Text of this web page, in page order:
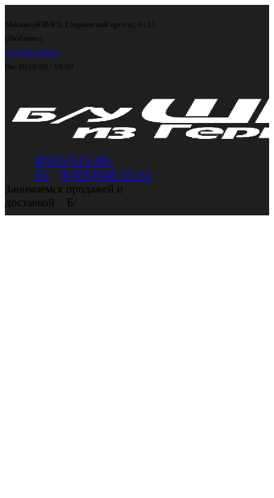
Москва (ЮВАО), Егорьевский проезд, 8 с15
(Люблино)
info@shini56.ru
Пн- Вс 10:00 - 19:00
8(926)513-48-
65
8(495)648-55-61
Занимаемся продажей и
доставкой
Б/